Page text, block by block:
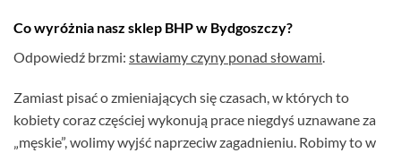
Co wyróżnia nasz sklep BHP w Bydgoszczy?
Odpowiedź brzmi: stawiamy czyny ponad słowami
Zamiast pisać o zmieniających się czasach, w których to
kobiety coraz częściej wykonują prace niegdyś uznawane za
„męskie”, wolimy wyjść naprzeciw zagadnieniu. Robimy to w